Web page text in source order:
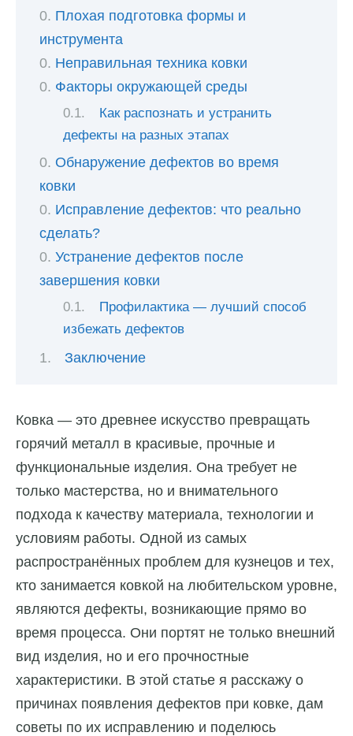
Плохая подготовка формы и
инструмента
Неправильная техника ковки
Факторы окружающей среды
Как распознать и устранить
дефекты на разных этапах
Обнаружение дефектов во время
ковки
Исправление дефектов: что реально
сделать?
Устранение дефектов после
завершения ковки
Профилактика — лучший способ
избежать дефектов
Заключение
Ковка — это древнее искусство превращать
горячий металл в красивые, прочные и
функциональные изделия. Она требует не
только мастерства, но и внимательного
подхода к качеству материала, технологии и
условиям работы. Одной из самых
распространённых проблем для кузнецов и тех,
кто занимается ковкой на любительском уровне,
являются дефекты, возникающие прямо во
время процесса. Они портят не только внешний
вид изделия, но и его прочностные
характеристики. В этой статье я расскажу о
причинах появления дефектов при ковке, дам
советы по их исправлению и поделюсь